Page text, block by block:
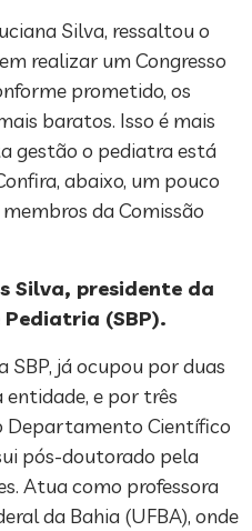
Silva, ressaltou o
realizar um Congresso
prometido, os
baratos. Isso é mais
gestão o pediatra está
abaixo, um pouco
da Comissão
Silva, presidente da
(SBP).
SBP, já ocupou por duas
entidade, e por três
Departamento Científico
pós-doutorado pela
Atua como professora
da Bahia (UFBA), onde